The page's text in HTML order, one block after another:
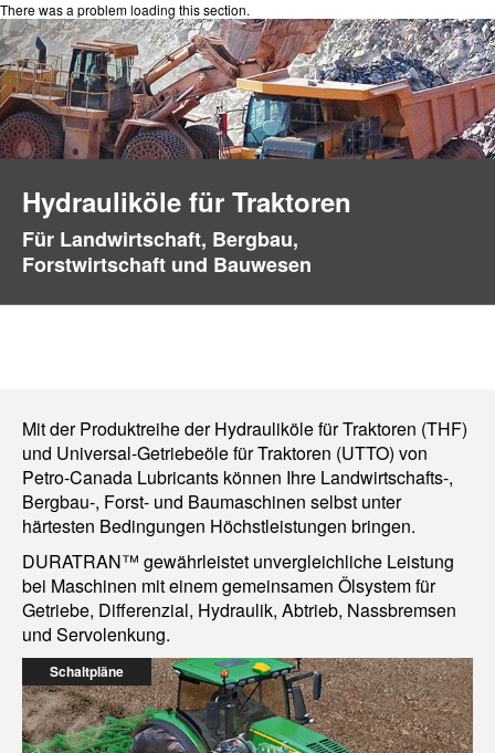
There was a problem loading this section.
Hydrauliköle für Traktoren
Für Landwirtschaft, Bergbau,
Forstwirtschaft und Bauwesen
Mit der Produktreihe der Hydrauliköle für Traktoren (THF)
und Universal-Getriebeöle für Traktoren (UTTO) von
Petro-Canada Lubricants können Ihre Landwirtschafts-,
Bergbau-, Forst- und Baumaschinen selbst unter
härtesten Bedingungen Höchstleistungen bringen.
DURATRAN™ gewährleistet unvergleichliche Leistung
bei Maschinen mit einem gemeinsamen Ölsystem für
Getriebe, Differenzial, Hydraulik, Abtrieb, Nassbremsen
und Servolenkung.
Schaltpläne